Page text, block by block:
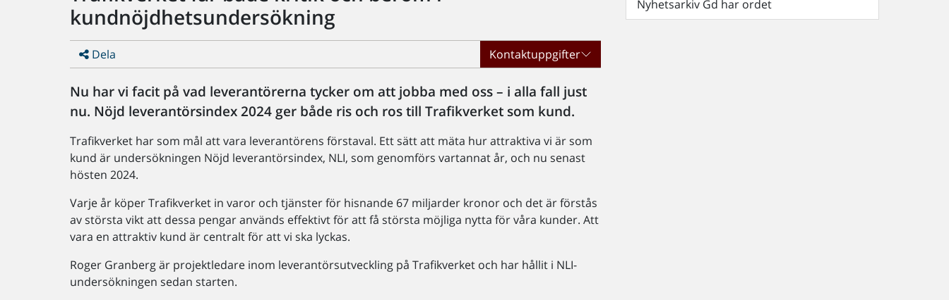
kundnöjdhetsundersökning
Dela Kontaktuppgifter
Nu har vi facit på vad leverantörerna tycker om att jobba med oss – i alla fall just
nu. Nöjd leverantörsindex 2024 ger både ris och ros till Trafikverket som kund.
Trafikverket har som mål att vara leverantörens förstaval. Ett sätt att mäta hur attraktiva vi är som
kund är undersökningen Nöjd leverantörsindex, NLI, som genomförs vartannat år, och nu senast
hösten 2024.
Varje år köper Trafikverket in varor och tjänster för hisnande 67 miljarder kronor och det är förstås
av största vikt att dessa pengar används effektivt för att få största möjliga nytta för våra kunder. Att
vara en attraktiv kund är centralt för att vi ska lyckas.
Roger Granberg är projektledare inom leverantörsutveckling på Trafikverket och har hållit i NLI-
undersökningen sedan starten.
Nyhetsarkiv Gd har ordet